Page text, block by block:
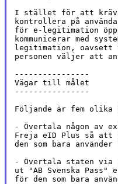
I stället för att kräva
kontrollera på
för e-legitimation
kommunicerar med
legitimation, oavsett
personen väljer att
----------------
Vägar till målet
----------------
Följande är fem olika
- Övertala någon av
Freja eID Plus så att
den som bara
- Övertala staten via
ut "AB Svenska
för den som bara